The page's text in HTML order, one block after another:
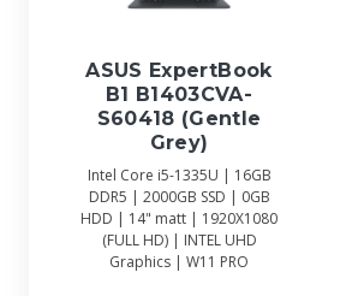
ASUS ExpertBook
B1 B1403CVA-
S60418 (Gentle
Grey)
Intel Core i5-1335U | 16GB
DDR5 | 2000GB SSD | 0GB
HDD | 14" matt | 1920X1080
(FULL HD) | INTEL UHD
Graphics | W11 PRO